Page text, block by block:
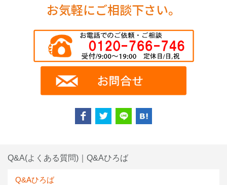
お気軽にご相談下さい。
Q&A(よくある質問)｜Q&Aひろば
Q&Aひろば